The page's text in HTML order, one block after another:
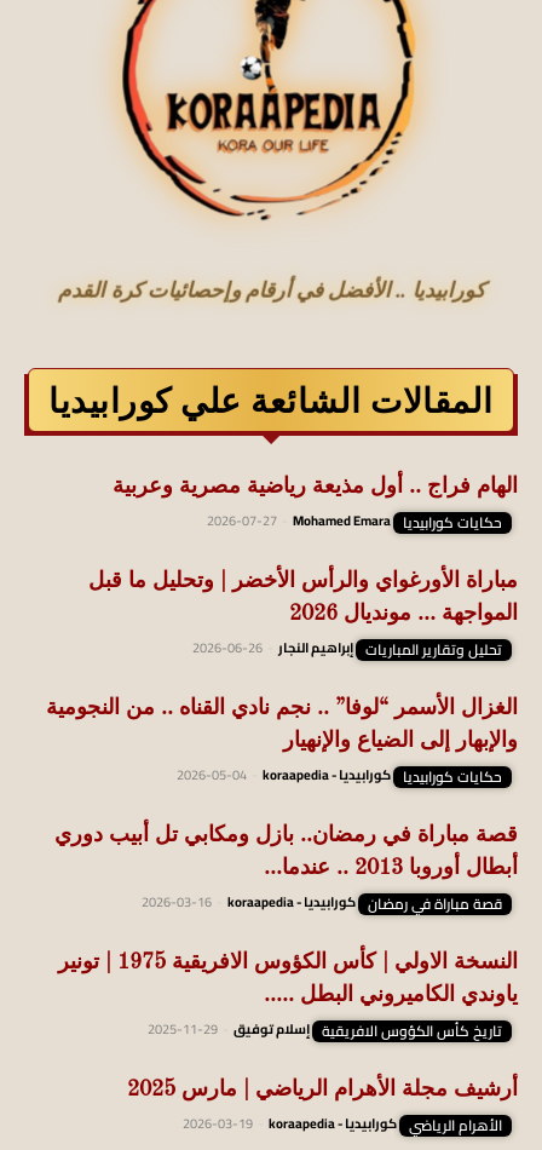
كورابيديا .. الأفضل في أرقام وإحصائيات كرة القدم
المقالات الشائعة علي كورابيديا
الهام فراج .. أول مذيعة رياضية مصرية وعربية
حكايات كورابيديا Mohamed Emara
2026-07-27
مباراة الأورغواي والرأس الأخضر | وتحليل ما قبل
المواجهة … مونديال 2026
تحليل وتقارير المباريات إبراهيم النجار 2026-06-26
الغزال الأسمر “لوفا” .. نجم نادي القناه .. من النجومية
والإبهار إلى الضياع والإنهيار
حكايات كورابيديا كورابيديا - koraapedia 2026-05-04
قصة مباراة في رمضان.. بازل ومكابي تل أبيب دوري
أبطال أوروبا 2013 .. عندما...
قصة مباراة في رمضان كورابيديا - koraapedia 2026-03-16
النسخة الاولي | كأس الكؤوس الافريقية 1975 | تونير
ياوندي الكاميروني البطل .....
تاريخ كأس الكؤوس الافريقية إسلام توفيق 2025-11-29
أرشيف مجلة الأهرام الرياضي | مارس 2025
الأهرام الرياضي كورابيديا - koraapedia 2026-03-19